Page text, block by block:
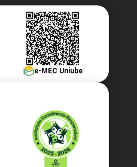
e-MEC Uniube